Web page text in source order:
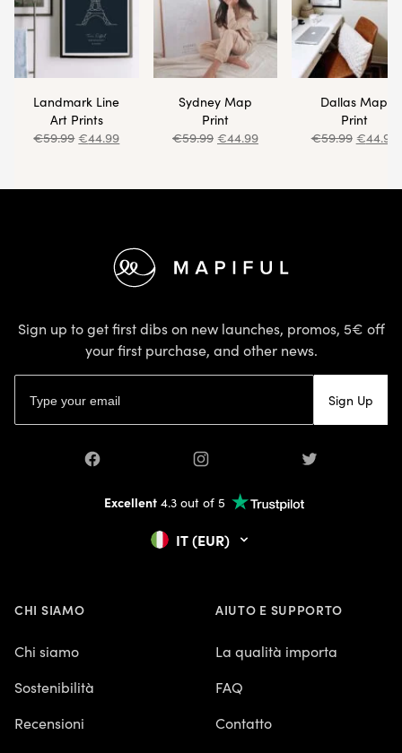
Landmark Line
Art Prints
€59.99 €44.99
Sydney Map
Print
€59.99 €44.99
Dallas Map
Print
€59.99 €44.99
Sign up to get first dibs on new launches, promos, 5€ off
your first purchase, and other news.
Sign Up
Facebook Instagram Twitter
Excellent4.3 out of 5
IT (EUR)
CHI SIAMO
Chi siamo
Sostenibilità
Recensioni
AIUTO E SUPPORTO
La qualità importa
FAQ
Contatto